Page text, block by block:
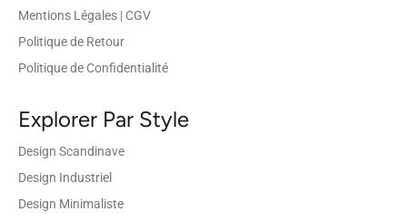
Mentions Légales | CGV
Politique de Retour
Politique de Confidentialité
Explorer Par Style
Design Scandinave
Design Industriel
Design Minimaliste